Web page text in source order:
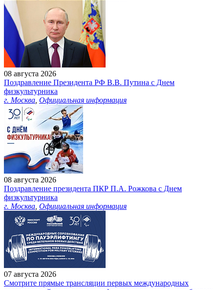
08 августа 2026
Поздравление Президента РФ В.В. Путина с Днем
физкультурника
г. Москва Официальная информация
08 августа 2026
Поздравление президента ПКР П.А. Рожкова с Днем
физкультурника
г. Москва Официальная информация
07 августа 2026
Смотрите прямые трансляции первых международных